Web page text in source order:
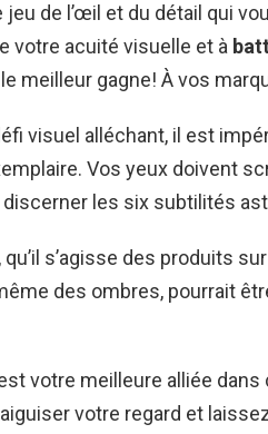
jeu de l’œil et du détail qui
votre acuité visuelle et à
meilleur gagne! À vos
visuel alléchant, il est
Vos yeux doivent
les six subtilités
s’agisse des produits
des ombres, pourrait
votre meilleure alliée
votre regard et